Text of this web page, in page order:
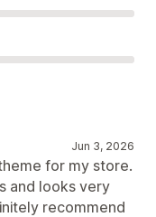
Jun 3, 2026
for my store.
and looks very
recommend